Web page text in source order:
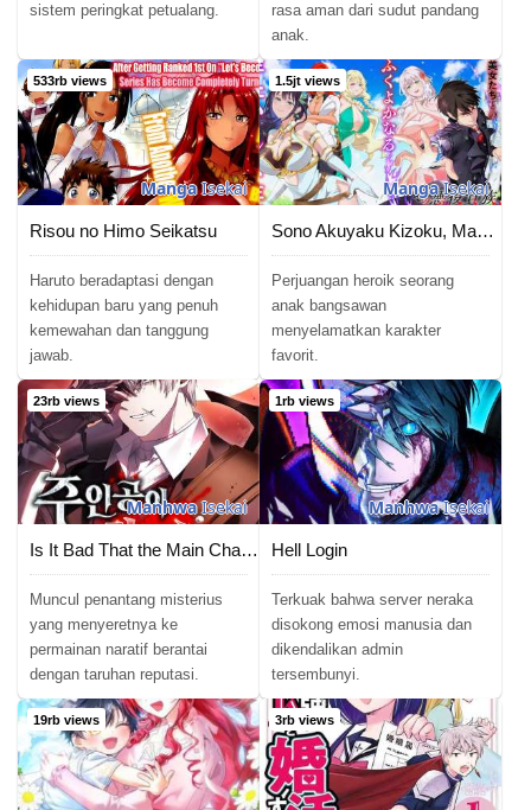
sistem peringkat petualang.
rasa aman dari sudut pandang
anak.
533rb views
MangaIsekai
Risou no Himo Seikatsu
Haruto beradaptasi dengan
kehidupan baru yang penuh
kemewahan dan tanggung
jawab.
1.5jt views
MangaIsekai
Sono Akuyaku Kizoku, Mama Heroine ga Suki Sugiru ~Shinshi na Doryoku de Saikyou to Nari Fuguu na Oshi Chara Tasukemakuru~
Perjuangan heroik seorang
anak bangsawan
menyelamatkan karakter
favorit.
23rb views
ManhwaIsekai
Is It Bad That the Main Character’s a Roleplayer?
Muncul penantang misterius
yang menyeretnya ke
permainan naratif berantai
dengan taruhan reputasi.
1rb views
ManhwaIsekai
Hell Login
Terkuak bahwa server neraka
disokong emosi manusia dan
dikendalikan admin
tersembunyi.
19rb views 3rb views